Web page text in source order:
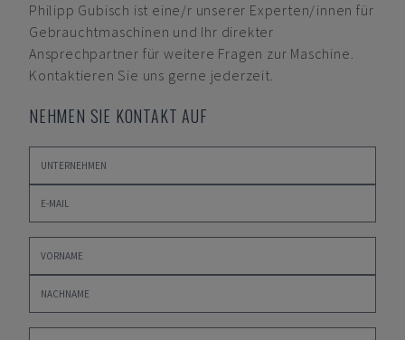
Philipp Gubisch ist eine/r unserer Experten/innen für
Gebrauchtmaschinen und Ihr direkter
Ansprechpartner für weitere Fragen zur Maschine.
Kontaktieren Sie uns gerne jederzeit.
NEHMEN SIE KONTAKT AUF